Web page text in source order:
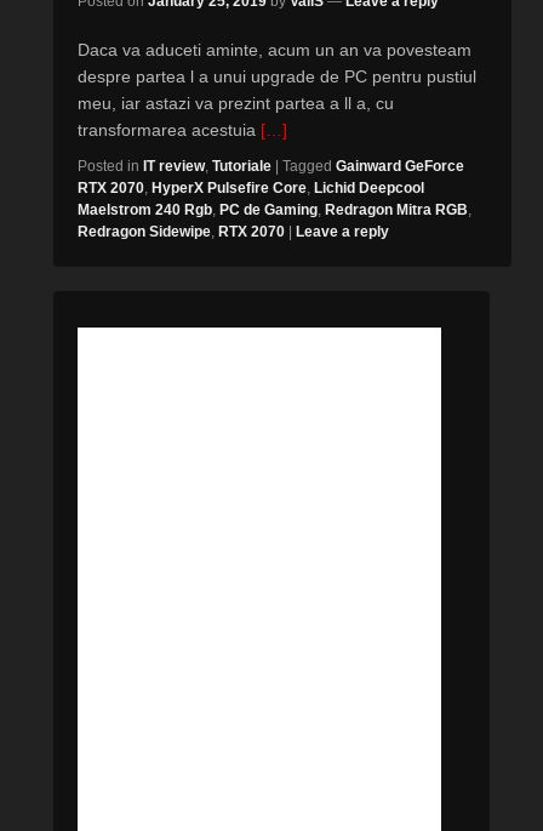
Daca va aduceti aminte, acum un an va povesteam
despre partea l a unui upgrade de PC pentru pustiul
meu, iar astazi va prezint partea a ll a, cu
transformarea acestuia […]
Posted in IT review, Tutoriale Tagged Gainward GeForce
RTX 2070, HyperX Pulsefire Core, Lichid Deepcool
Maelstrom 240 Rgb, PC de Gaming, Redragon Mitra RGB,
Redragon Sidewipe, RTX 2070 Leave a reply